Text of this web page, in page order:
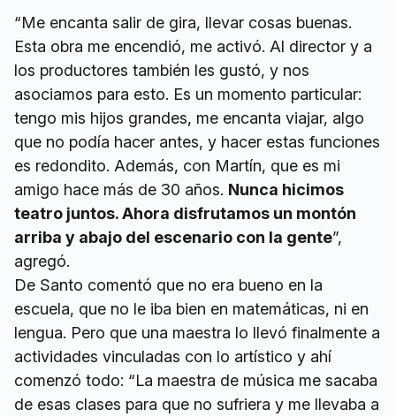
“Me encanta salir de gira, llevar cosas buenas.
Esta obra me encendió, me activó. Al director y a
los productores también les gustó, y nos
asociamos para esto. Es un momento particular:
tengo mis hijos grandes, me encanta viajar, algo
que no podía hacer antes, y hacer estas funciones
es redondito. Además, con Martín, que es mi
amigo hace más de 30 años. Nunca hicimos
teatro juntos. Ahora disfrutamos un montón
arriba y abajo del escenario con la gente”,
agregó.
De Santo comentó que no era bueno en la
escuela, que no le iba bien en matemáticas, ni en
lengua. Pero que una maestra lo llevó finalmente a
actividades vinculadas con lo artístico y ahí
comenzó todo: “La maestra de música me sacaba
de esas clases para que no sufriera y me llevaba a